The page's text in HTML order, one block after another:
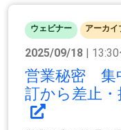
ウェビナー アーカイ
2025/09/18 |
営業秘密 集
訂から差止・